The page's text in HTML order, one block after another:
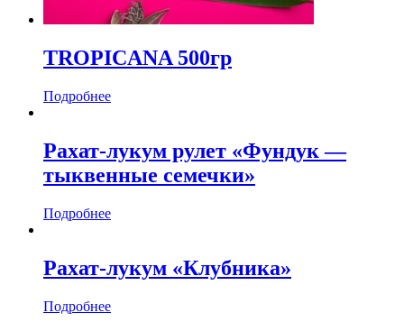
TROPICANA 500гр
Подробнее
Рахат-лукум рулет «Фундук —
тыквенные семечки»
Подробнее
Рахат-лукум «Клубника»
Подробнее